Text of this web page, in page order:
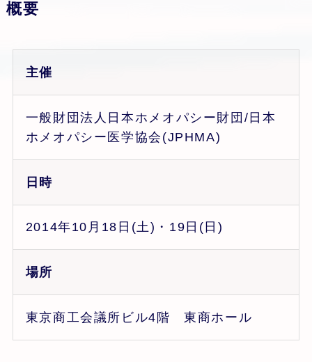
概要
主催
一般財団法人日本ホメオパシー財団/日本
ホメオパシー医学協会(JPHMA)
日時
2014年10月18日(土)・19日(日)
場所
東京商工会議所ビル4階 東商ホール